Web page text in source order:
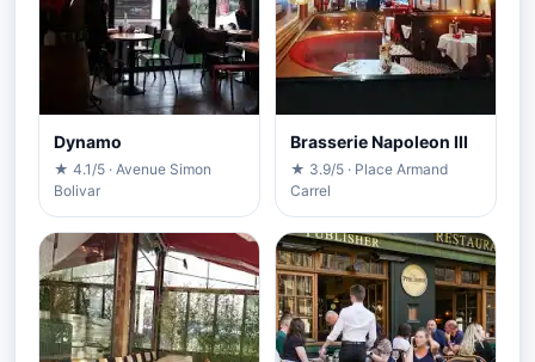
Dynamo
★ 4.1/5 · Avenue Simon
Bolivar
Brasserie Napoleon III
★ 3.9/5 · Place Armand
Carrel